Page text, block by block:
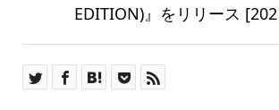
EDITION)』をリリース